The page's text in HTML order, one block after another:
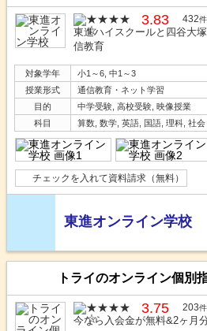
3.83 432件
東進ハイスクールと四谷大
信教育
対象学年
小1～6, 中1～3
授業形式
通信教育・ネット学習
目的
中学受験, 高校受験, 映像授業
科目
算数, 数学, 英語, 国語, 理科, 社会
チェックを入れて資料請求（無料）
東進オンライン学校
トライのオンライン個別
3.75 203件
今なら入会金が無料&2ヶ月